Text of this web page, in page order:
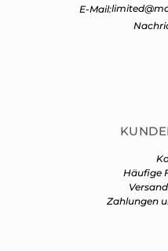
E-Mail:
Häufige
Zahlungen